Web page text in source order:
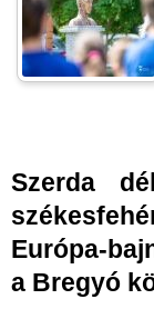
Szerda
Európa-
a Bregyó